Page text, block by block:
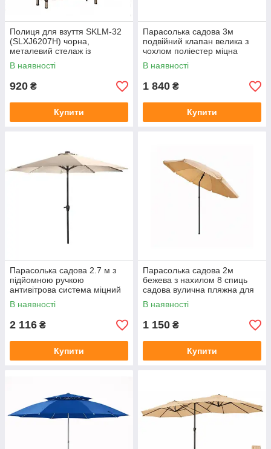
Полиця для взуття SKLM-32
(SLXJ6207H) чорна,
металевий стелаж із
полицями з пластику, 6
ярусів
В наявності
920 ₴
Купити
Парасолька садова 3м
подвійний клапан велика з
чохлом поліестер міцна
вітростійка від сонця і дощу
для дачі саду кафе тераси
В наявності
1 840 ₴
Купити
Парасолька садова 2.7 м з
підйомною ручкою
антивітрова система міцний
поліестер сталевий каркас
бежева для тераси саду та
В наявності
2 116 ₴
Купити
Парасолька садова 2м
бежева з нахилом 8 спиць
садова вулична пляжна для
дачі тераси саду кафе
відпочинку захист від сонця
В наявності
1 150 ₴
Купити